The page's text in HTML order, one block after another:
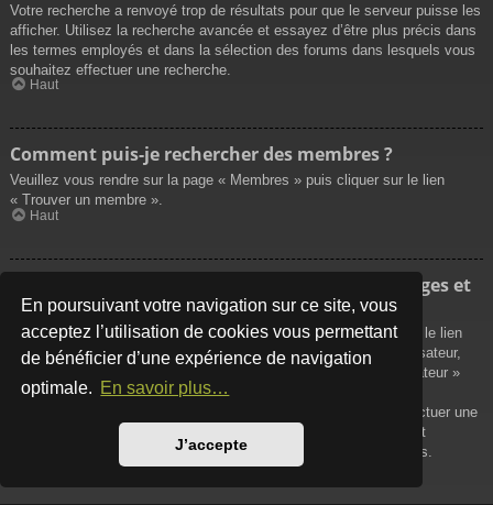
En poursuivant votre navigation sur ce site, vous
acceptez l’utilisation de cookies vous permettant
de bénéficier d’une expérience de navigation
optimale. En savoir plus…
J’accepte
Votre recherche a renvoyé trop de résultats pour que le serveur puisse les
afficher. Utilisez la recherche avancée et essayez d’être plus précis dans
les termes employés et dans la sélection des forums dans lesquels vous
souhaitez effectuer une recherche.
Haut
Comment puis-je rechercher des membres ?
Veuillez vous rendre sur la page « Membres » puis cliquer sur le lien
« Trouver un membre ».
Haut
Comment puis-je retrouver mes propres messages et
sujets ?
Vos propres messages peuvent être affichés soit en cliquant sur le lien
« Afficher vos messages » dans le panneau de contrôle de l’utilisateur,
soit en cliquant sur le lien « Rechercher les messages de l’utilisateur »
sur la page de votre propre profil ou soit en cliquant sur le menu
« Raccourcis » situé sur la partie supérieure du forum. Pour effectuer une
recherche de vos propres sujets, utilisez la recherche avancée et
remplissez convenablement les options qui vous sont disponibles.